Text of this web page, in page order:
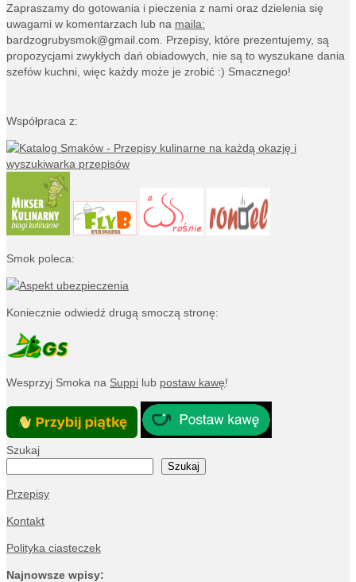
Zapraszamy do gotowania i pieczenia z nami oraz dzielenia się
uwagami w komentarzach lub na maila:
bardzogrubysmok@gmail.com . Przepisy, które prezentujemy, są
propozycjami zwykłych dań obiadowych, nie są to wyszukane dania
szefów kuchni, więc każdy może je zrobić :) Smacznego!
Współpraca z:
Smok poleca:
Koniecznie odwiedź drugą smoczą stronę:
Wesprzyj Smoka na Suppi lub postaw kawę!
Szukaj
Szukaj
Przepisy
Kontakt
Polityka ciasteczek
Najnowsze wpisy: